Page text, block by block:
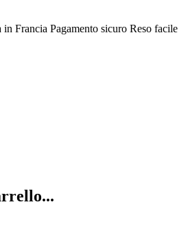
in Francia Pagamento sicuro Reso facile